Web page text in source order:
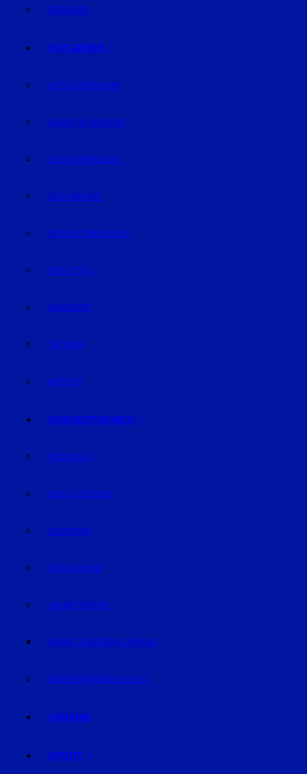
VERKEHR
RATGEBER
AUTO & VERKEHR
BAUEN & WOHNEN
GELD & FINANZEN
GESUNDHEIT
REISE & ERHOLUNG
LIFE-STYLE
KARRIERE
TECHNIK
WETTER
SONDERTHEMEN
PODCASTS
KIDS & TEENIES
SENIOREN
KATZ & HUND
VALENTINSTAG
MEINE LIEBESERKLÄRUNG
BUNDESTAGSWAHL 2017
VEREINE
SPORT